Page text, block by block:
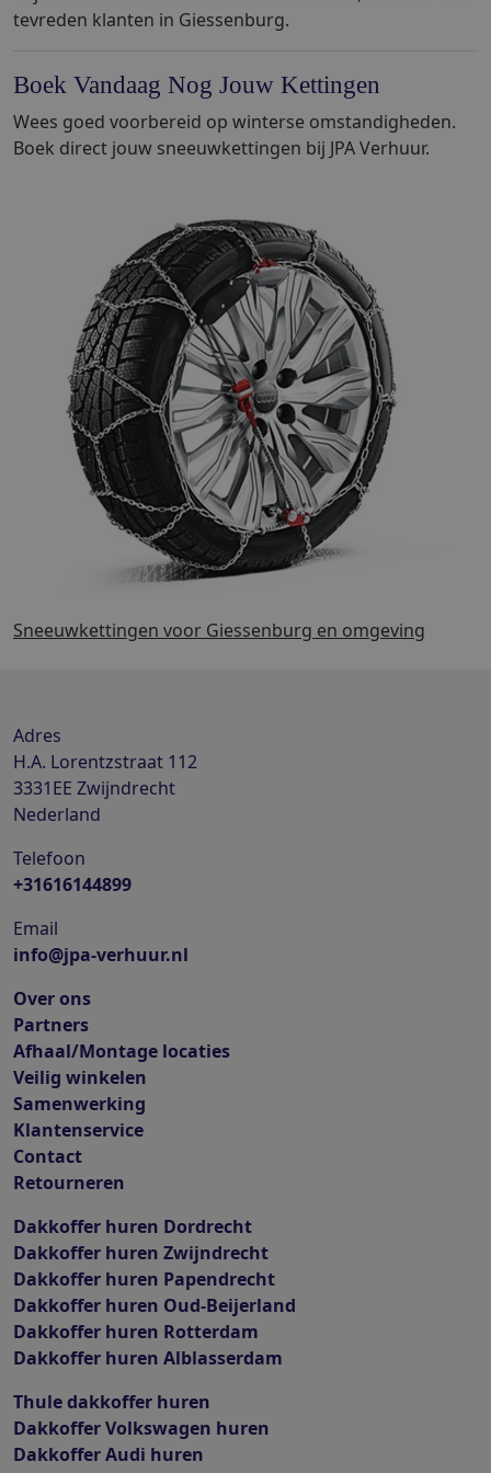
tevreden klanten in Giessenburg.
Boek Vandaag Nog Jouw Kettingen
Wees goed voorbereid op winterse omstandigheden.
Boek direct jouw sneeuwkettingen bij JPA Verhuur.
Sneeuwkettingen voor Giessenburg en omgeving
Adres
H.A. Lorentzstraat 112
3331EE Zwijndrecht
Nederland
Telefoon
+31616144899
Email
info@jpa-verhuur.nl
Over ons
Partners
Afhaal/Montage locaties
Veilig winkelen
Samenwerking
Klantenservice
Contact
Retourneren
Dakkoffer huren Dordrecht
Dakkoffer huren Zwijndrecht
Dakkoffer huren Papendrecht
Dakkoffer huren Oud-Beijerland
Dakkoffer huren Rotterdam
Dakkoffer huren Alblasserdam
Thule dakkoffer huren
Dakkoffer Volkswagen huren
Dakkoffer Audi huren